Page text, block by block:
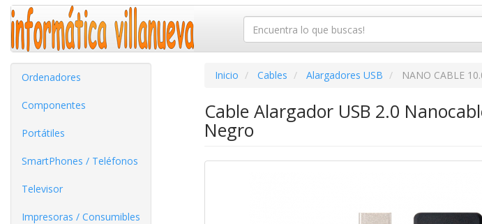
Ordenadores
Componentes
Portátiles
SmartPhones / Teléfonos
Televisor
Impresoras / Consumibles
Inicio Cables Alargadores USB NANO CABLE
Cable Alargador USB 2.0
Negro